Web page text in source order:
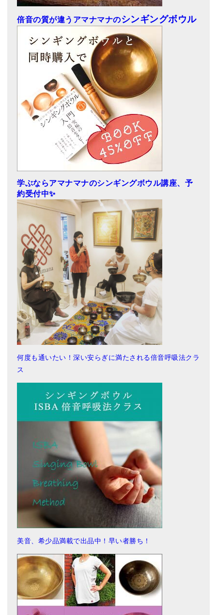
倍音の質が違うアマナマナのシンギングボウル
学ぶならアマナマナのシンギングボウル講座、予
約受付中✨
何度も通いたい！深い安らぎに満たされる倍音呼吸法クラ
ス
美音、希少品満載で出品中！早い者勝ち！